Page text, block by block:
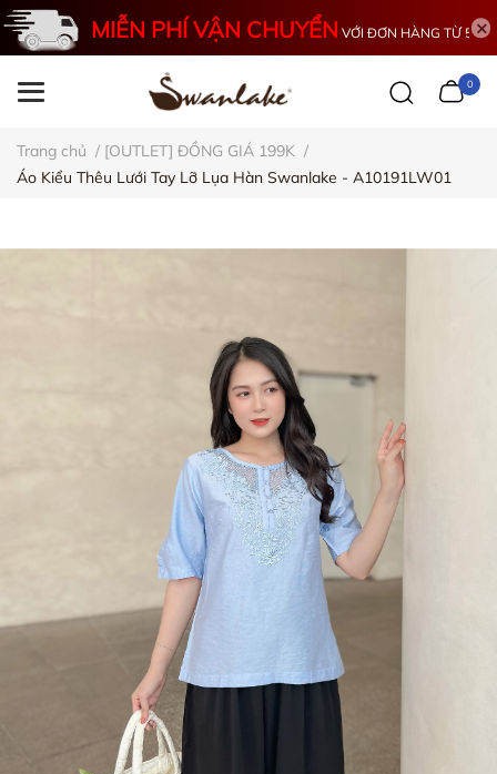
MIỄN PHÍ VẬN CHUYỂN VỚI ĐƠN HÀNG TỪ 500K
0
Trang chủ / [OUTLET] ĐỒNG GIÁ 199K /
Áo Kiểu Thêu Lưới Tay Lỡ Lụa Hàn Swanlake - A10191LW01